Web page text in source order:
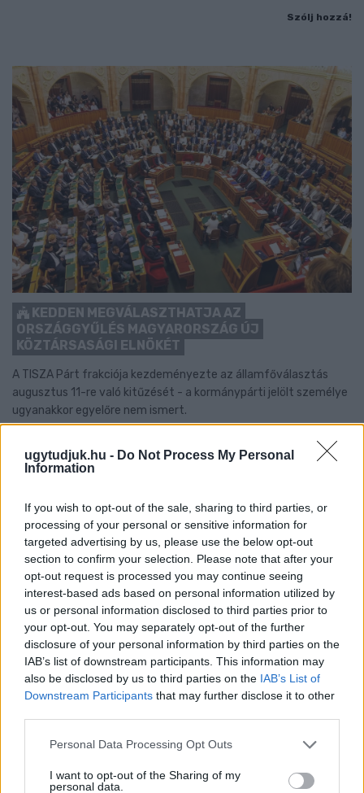
ugytudjuk.hu - Do Not Process My Personal
Information
If you wish to opt-out of the sale, sharing to third parties, or
processing of your personal or sensitive information for
targeted advertising by us, please use the below opt-out
section to confirm your selection. Please note that after your
opt-out request is processed you may continue seeing
interest-based ads based on personal information utilized by
us or personal information disclosed to third parties prior to
your opt-out. You may separately opt-out of the further
disclosure of your personal information by third parties on the
IAB’s list of downstream participants. This information may
also be disclosed by us to third parties on the IAB’s List of
Downstream Participants that may further disclose it to other
Please note that this website/app uses one or more Google
not limited to your visit or usage behaviour. You may click to
Personal Data Processing Opt Outs
I want to opt-out of the Sharing of my
personal data.
Szólj hozzá!
KEDDEN MEGVÁLASZTHATJA AZ
ORSZÁGGYŰLÉS MAGYARORSZÁG ÚJ
KÖZTÁRSASÁGI ELNÖKÉT
A TISZA Párt frakciója kezdeményezte az államfőválasztás
augusztus 11-re való kitűzését - a kormánypárti jelölt személye
ugyanakkor egyelőre nem ismert.
Szólj hozzá!
VÍZLÉPCSŐ SEM CSODASZER ÖNMAGÁBAN, A
SZÜKSÉG